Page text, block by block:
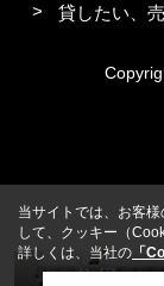
貸したい、
住居
当サイトでは、お客
して、クッキー（
詳しくは、当社の 「